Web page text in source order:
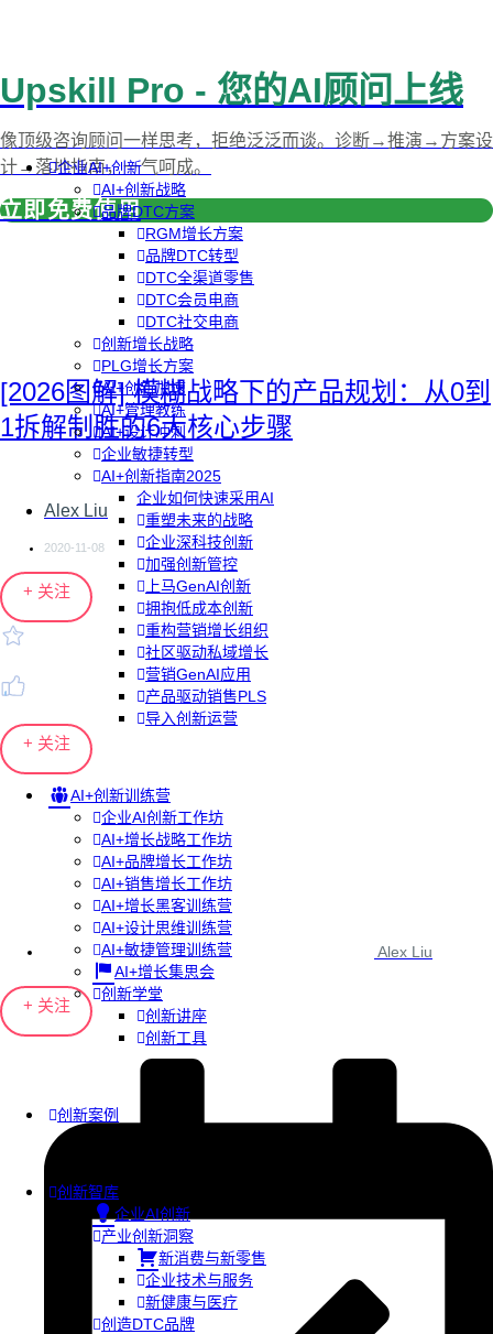
企业AI+创新
AI+创新战略
品牌DTC方案
RGM增长方案
品牌DTC转型
DTC全渠道零售
DTC会员电商
DTC社交电商
创新增长战略
PLG增长方案
AI+创新加速
AI+管理教练
AI+设计冲刺
企业敏捷转型
AI+创新指南2025
企业如何快速采用AI
重塑未来的战略
企业深科技创新
加强创新管控
上马GenAI创新
拥抱低成本创新
重构营销增长组织
社区驱动私域增长
营销GenAI应用
产品驱动销售PLS
导入创新运营
AI+创新训练营
企业AI创新工作坊
AI+增长战略工作坊
AI+品牌增长工作坊
AI+销售增长工作坊
AI+增长黑客训练营
AI+设计思维训练营
AI+敏捷管理训练营
AI+增长集思会
创新学堂
创新讲座
创新工具
创新案例
创新智库
企业AI创新
产业创新洞察
新消费与新零售
企业技术与服务
新健康与医疗
创造DTC品牌
Upskill Pro - 您的AI顾问上线
像顶级咨询顾问一样思考，拒绝泛泛而谈。诊断→推演→方案设
计→落地指南，一气呵成。
立即免费使用
[2026图解] 模糊战略下的产品规划：从0到
1拆解制胜的6大核心步骤
Alex Liu
2020-11-08
+ 关注
+ 关注
Alex Liu
+ 关注